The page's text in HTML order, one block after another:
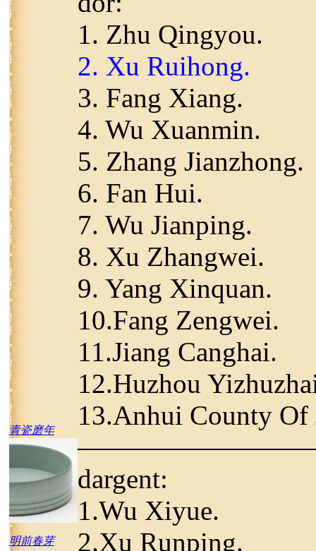
青瓷磨年
明前春芽
1. Zhu Qingyou.
2. Xu Ruihong.
3. Fang Xiang.
4. Wu Xuanmin.
5. Zhang Jianzhong.
6. Fan Hui.
7. Wu Jianping.
8. Xu Zhangwei.
9. Yang Xinquan.
10.Fang Zengwei.
11.Jiang Canghai.
12.Huzhou
13.Anhui County
dargent:
1.Wu Xiyue.
2.Xu Runping.